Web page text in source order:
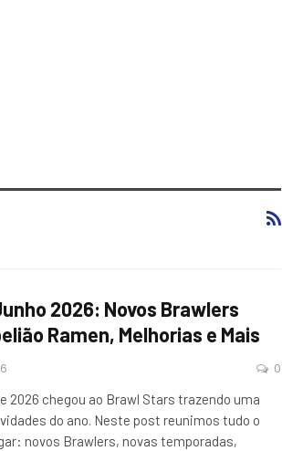
2026: Novos Brawlers
Ramen, Melhorias e Mais
0
2026 chegou ao Brawl Stars trazendo uma
do ano. Neste post reunimos tudo o
novos Brawlers, novas temporadas,